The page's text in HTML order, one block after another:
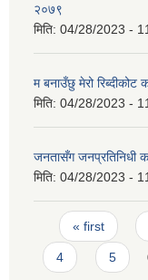
२०७९
मिति: 04/28/2023 -
म बनाउँछु मेरो रिब्दीकोट
मिति: 04/28/2023 -
जनतासँग जनप्रतिनिधी
मिति: 04/28/2023 -
Pages
« first
4 5